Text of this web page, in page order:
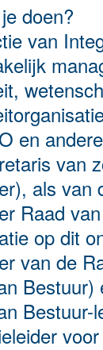
doen?
van
en
van
als van
Raad
op dit
van de